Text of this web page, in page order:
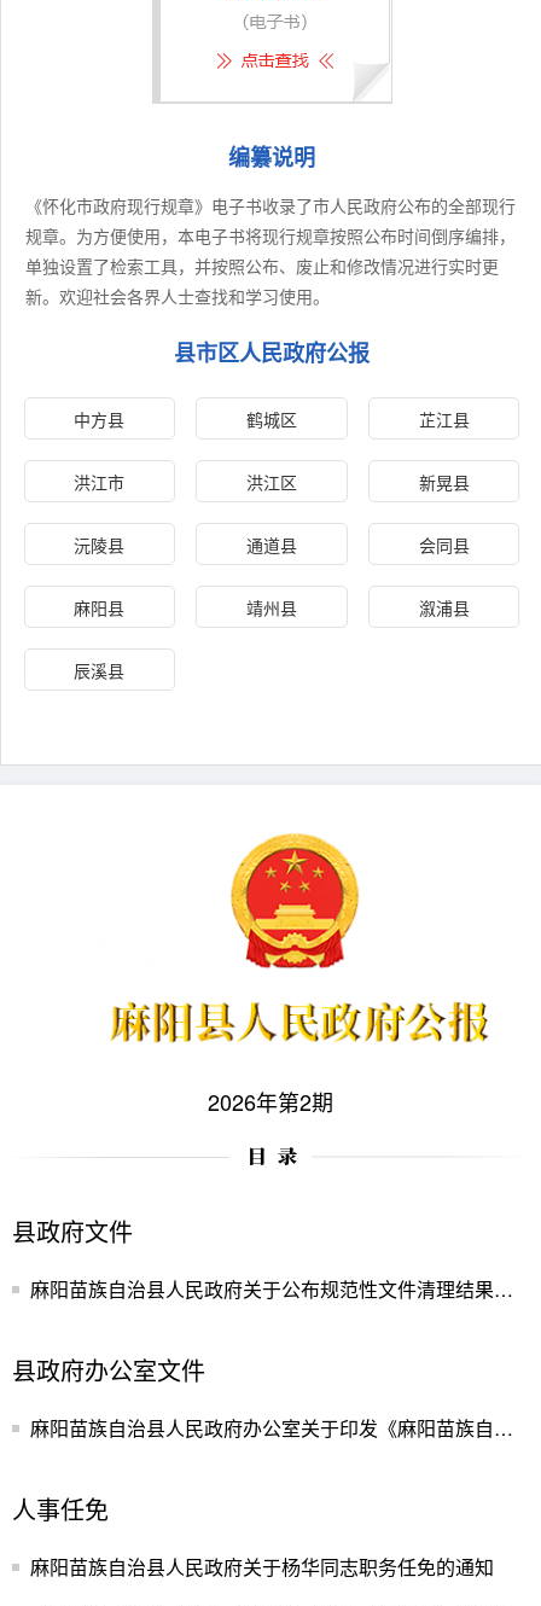
编纂说明
《怀化市政府现行规章》电子书收录了市人民政府公布的全部现行
规章。为方便使用，本电子书将现行规章按照公布时间倒序编排，
单独设置了检索工具，并按照公布、废止和修改情况进行实时更
新。欢迎社会各界人士查找和学习使用。
2026年第2期
县政府文件
麻阳苗族自治县人民政府关于公布规范性文件清理结果的决定
县政府办公室文件
麻阳苗族自治县人民政府办公室关于印发《麻阳苗族自治县人民政府领导工作分工》的通知
人事任免
麻阳苗族自治县人民政府关于杨华同志职务任免的通知